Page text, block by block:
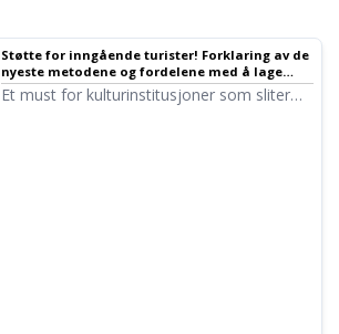
Støtte for inngående turister! Forklaring av de
nyeste metodene og fordelene med å lage
flerspråklige lydguider gratis
Et must for kulturinstitusjoner som sliter